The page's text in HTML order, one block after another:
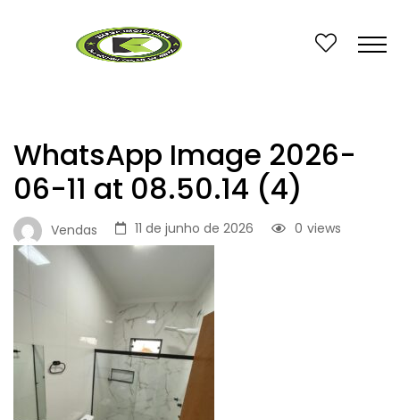
WhatsApp Image 2026-
06-11 at 08.50.14 (4)
Vendas 11 de junho de 2026 views
0